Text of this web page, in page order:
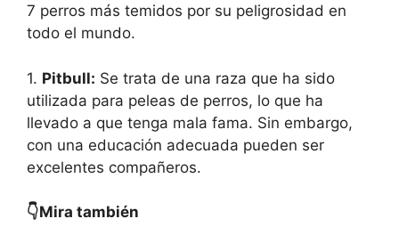
7 perros más temidos por su peligrosidad en
todo el mundo.
1. Pitbull: Se trata de una raza que ha sido
utilizada para peleas de perros, lo que ha
llevado a que tenga mala fama. Sin embargo,
con una educación adecuada pueden ser
excelentes compañeros.
👇Mira también